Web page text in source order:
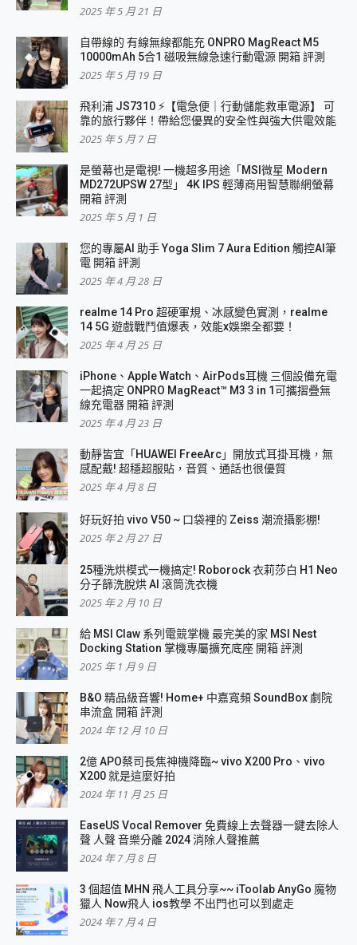
2025 年 5 月 21 日
自帶線的 有線無線都能充 ONPRO MagReact M5
10000mAh 5合1 磁吸無線急速行動電源 開箱 評測
2025 年 5 月 19 日
飛利浦 JS7310 ⚡【電急便｜行動儲能救車電源】 可
靠的旅行夥伴！帶給您優異的安全性與強大供電效能
2025 年 5 月 7 日
是螢幕也是電視! 一機超多用途「MSI微星 Modern
MD272UPSW 27型」 4K IPS 輕薄商用智慧聯網螢幕
開箱 評測
2025 年 5 月 1 日
您的專屬AI 助手 Yoga Slim 7 Aura Edition 觸控AI筆
電 開箱 評測
2025 年 4 月 28 日
realme 14 Pro 超硬軍規、冰感變色實測，realme
14 5G 遊戲戰鬥值爆表，效能x娛樂全都要！
2025 年 4 月 25 日
iPhone、Apple Watch、AirPods耳機 三個設備充電
一起搞定 ONPRO MagReact™ M3 3 in 1可攜摺疊無
線充電器 開箱 評測
2025 年 4 月 23 日
動靜皆宜「HUAWEI FreeArc」開放式耳掛耳機，無
感配戴! 超穩超服貼，音質、通話也很優質
2025 年 4 月 8 日
好玩好拍 vivo V50 ~ 口袋裡的 Zeiss 潮流攝影棚!
2025 年 2 月 27 日
25種洗烘模式一機搞定! Roborock 衣莉莎白 H1 Neo
分子篩洗脫烘 AI 滾筒洗衣機
2025 年 2 月 10 日
給 MSI Claw 系列電競掌機 最完美的家 MSI Nest
Docking Station 掌機專屬擴充底座 開箱 評測
2025 年 1 月 9 日
B&O 精品級音響! Home+ 中嘉寬頻 SoundBox 劇院
串流盒 開箱 評測
2024 年 12 月 10 日
2億 APO蔡司長焦神機降臨~ vivo X200 Pro、vivo
X200 就是這麼好拍
2024 年 11 月 25 日
EaseUS Vocal Remover 免費線上去聲器一鍵去除人
聲 人聲 音樂分離 2024 消除人聲推薦
2024 年 7 月 8 日
3 個超值 MHN 飛人工具分享~~ iToolab AnyGo 魔物
獵人 Now飛人 ios教學 不出門也可以到處走
2024 年 7 月 4 日